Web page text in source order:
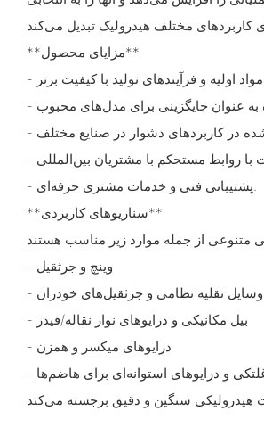
**مزایای محصول**
- پشتیبانی فنی و خدمات مشتری حرفه‌ای.
**سناریوهای کاربردی**
- وینچ و جرثقیل
نقلیه نظامی و جرثقیل‌های خودران
- بیل مکانیکی و درایوهای نوار نقاله/فیدر
- درایوهای میکسر و همزن
و درایوهای استوانه‌ای برای هاضم‌ها